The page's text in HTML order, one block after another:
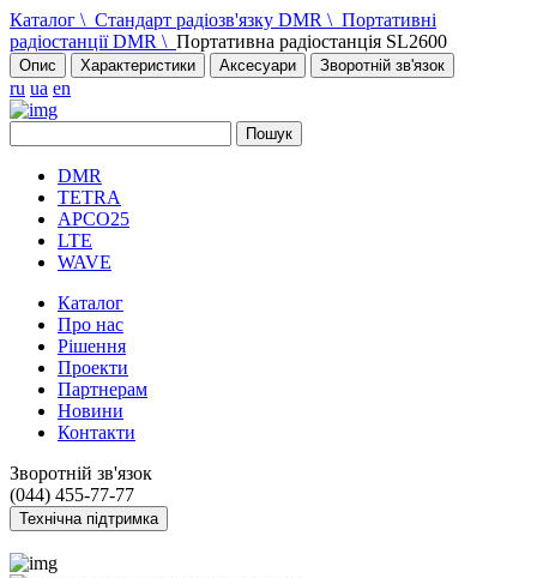
Каталог \ Стандарт радіозв'язку DMR \ Портативні
радіостанції DMR \ Портативна радіостанція SL2600
Опис Характеристики Аксесуари Зворотній зв'язок
ru ua en
DMR
TETRA
APCO25
LTE
WAVE
Каталог
Про нас
Рішення
Проекти
Партнерам
Новини
Контакти
Зворотній зв'язок
(044) 455-77-77
Технічна підтримка